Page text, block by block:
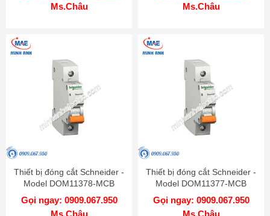
Ms.Châu
Ms.Châu
Thiết bị đóng cắt Schneider -
Model DOM11378-MCB
Gọi ngay: 0909.067.950
Thiết bị đóng cắt Schneider -
Model DOM11377-MCB
Gọi ngay: 0909.067.950